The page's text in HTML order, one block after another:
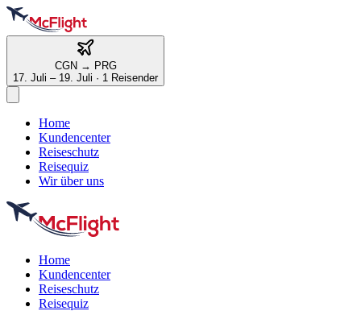
CGN → PRG
17. Juli – 19. Juli · 1 Reisender
Home
Kundencenter
Reiseschutz
Reisequiz
Wir über uns
Home
Kundencenter
Reiseschutz
Reisequiz